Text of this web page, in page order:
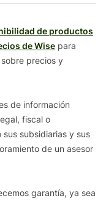
de productos
de Wise para
precios y
de información
fiscal o
subsidiarias y sus
de un asesor
garantía, ya sea